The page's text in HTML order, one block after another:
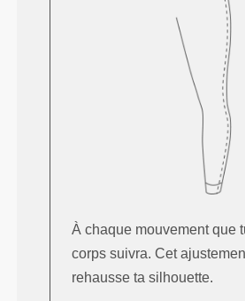
À chaque mouvement que
corps suivra. Cet
rehausse ta silhouette.